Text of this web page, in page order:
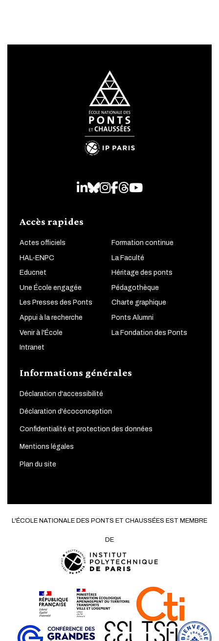
LinkedIn
Bluesky
Instagram
Facebook
Threads
Youtube
Accès rapides
Actes officiels Formation continue
HAL-ENPC La Faculté
Educnet Héritage des ponts
Une École engagée Pédagothèque
Les Presses des Ponts Charte graphique
Appui à la recherche Ponts Alumni
Venir à l'École La Fondation des Ponts
Intranet
Informations générales
Déclaration d'accessibilité
Déclaration d'écoconception
Confidentialité et protection des données
Mentions légales
Plan du site
L'ÉCOLE NATIONALE DES PONTS ET CHAUSSÉES EST MEMBRE
DE